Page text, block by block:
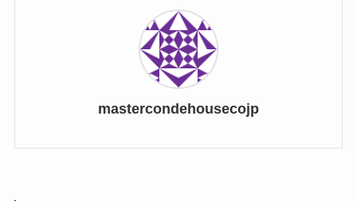
mastercondehousecojp